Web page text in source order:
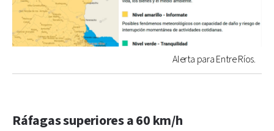
Alerta para Entre Ríos.
Ráfagas superiores a 60 km/h